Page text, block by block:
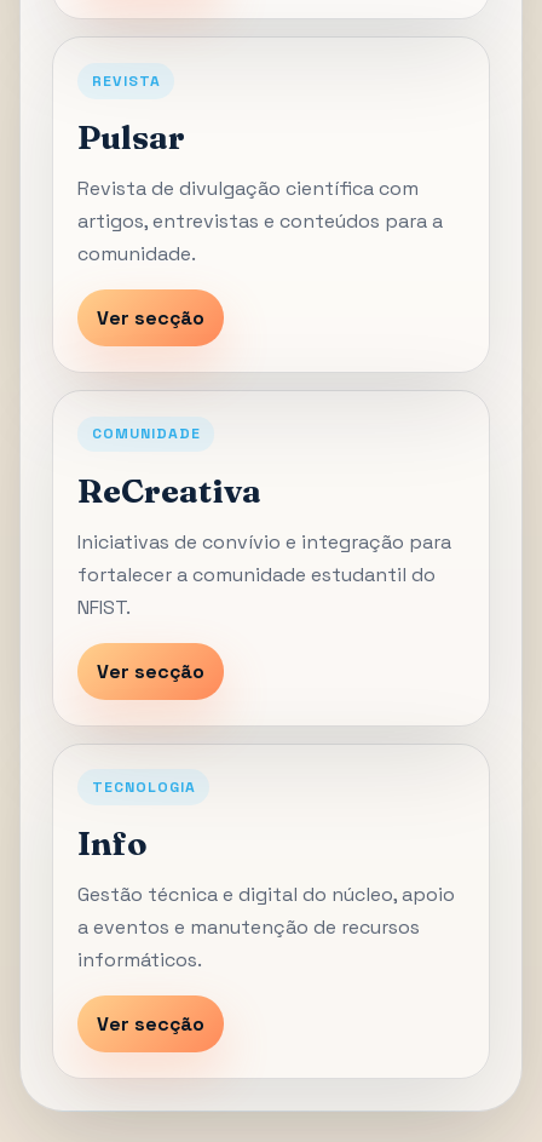
REVISTA
Pulsar
Revista de divulgação científica com
artigos, entrevistas e conteúdos para a
comunidade.
Ver secção
COMUNIDADE
ReCreativa
Iniciativas de convívio e integração para
fortalecer a comunidade estudantil do
NFIST.
Ver secção
TECNOLOGIA
Info
Gestão técnica e digital do núcleo, apoio
a eventos e manutenção de recursos
informáticos.
Ver secção